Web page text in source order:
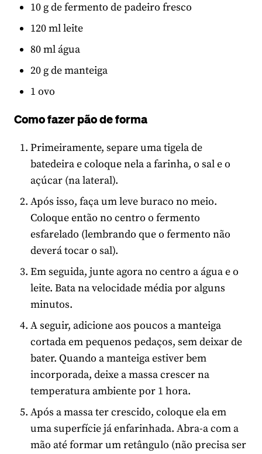
10 g de fermento de padeiro fresco
120 ml leite
80 ml água
20 g de manteiga
1 ovo
Como fazer pão de forma
Primeiramente, separe uma tigela de
batedeira e coloque nela a farinha, o sal e o
açúcar (na lateral).
Após isso, faça um leve buraco no meio.
Coloque então no centro o fermento
esfarelado (lembrando que o fermento não
deverá tocar o sal).
Em seguida, junte agora no centro a água e o
leite. Bata na velocidade média por alguns
minutos.
A seguir, adicione aos poucos a manteiga
cortada em pequenos pedaços, sem deixar de
bater. Quando a manteiga estiver bem
incorporada, deixe a massa crescer na
temperatura ambiente por 1 hora.
Após a massa ter crescido, coloque ela em
uma superfície já enfarinhada. Abra-a com a
mão até formar um retângulo (não precisa ser